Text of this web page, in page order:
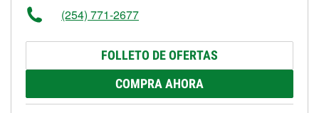
(254) 771-2677
FOLLETO DE OFERTAS
COMPRA AHORA